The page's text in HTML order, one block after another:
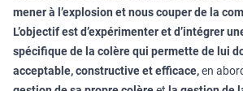
mener à l’explosion et nous couper de la
L’objectif est d’expérimenter et d’intégrer
spécifique de la colère qui permette de lui
acceptable, constructive et efficace,en